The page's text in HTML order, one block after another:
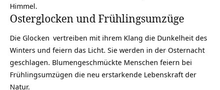
Himmel.
Osterglocken und Frühlingsumzüge
Die Glocken vertreiben mit ihrem Klang die Dunkelheit des
Winters und feiern das Licht. Sie werden in der Osternacht
geschlagen. Blumengeschmückte Menschen feiern bei
Frühlingsumzügen die neu erstarkende Lebenskraft der
Natur.